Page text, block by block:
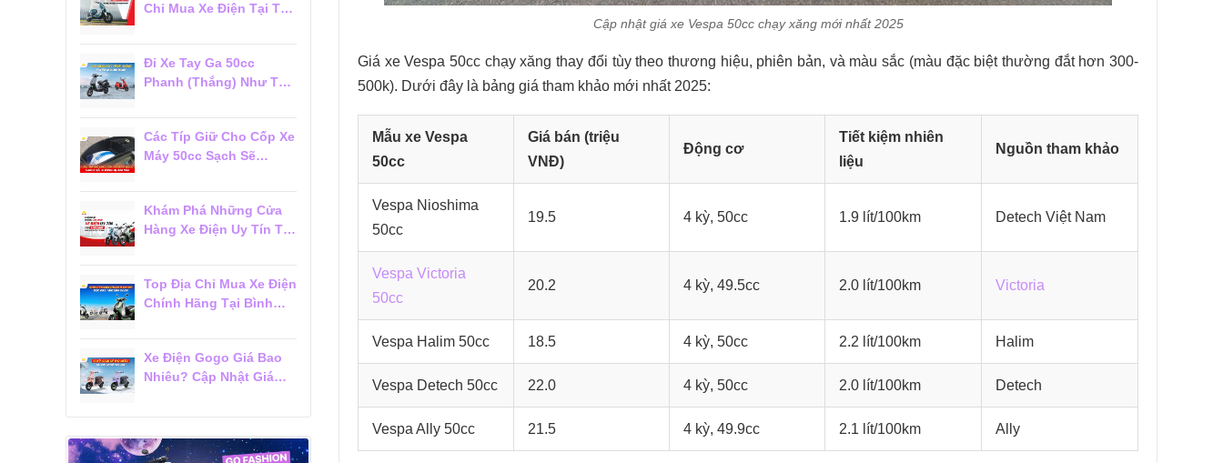
Cập nhật giá xe Vespa 50cc chạy xăng mới nhất 2025
Giá xe Vespa 50cc chạy xăng thay đổi tùy theo thương hiệu, phiên bản, và màu sắc (màu đặc biệt thường đắt hơn 300-
500k). Dưới đây là bảng giá tham khảo mới nhất 2025:
Mẫu xe Vespa
50cc
Giá bán (triệu
VNĐ)
Động cơ
Tiết kiệm nhiên
liệu
Nguồn tham khảo
Vespa Nioshima
50cc
19.5 4 kỳ, 50cc 1.9 lít/100km Detech Việt Nam
Vespa Victoria
50cc
20.2 4 kỳ, 49.5cc 2.0 lít/100km Victoria
Vespa Halim 50cc 18.5 4 kỳ, 50cc 2.2 lít/100km Halim
Vespa Detech 50cc 22.0 4 kỳ, 50cc 2.0 lít/100km Detech
Vespa Ally 50cc 21.5 4 kỳ, 49.9cc 2.1 lít/100km Ally
Chỉ Mua Xe Điện Tại Tân
Đi Xe Tay Ga 50cc
Phanh (Thắng) Như Thế
Các Típ Giữ Cho Cốp Xe
Máy 50cc Sạch Sẽ
Khám Phá Những Cửa
Hàng Xe Điện Uy Tín Tại
Top Địa Chỉ Mua Xe Điện
Chính Hãng Tại Bình
Xe Điện Gogo Giá Bao
Nhiêu? Cập Nhật Giá